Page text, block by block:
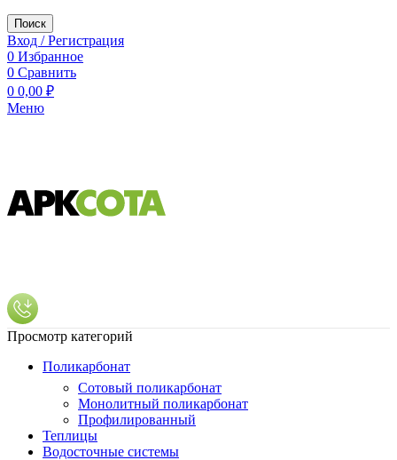
Поиск
Вход / Регистрация
0 Избранное
0 Сравнить
0 0,00 ₽
Меню
Просмотр категорий
Поликарбонат
Сотовый поликарбонат
Монолитный поликарбонат
Профилированный
Теплицы
Водосточные системы